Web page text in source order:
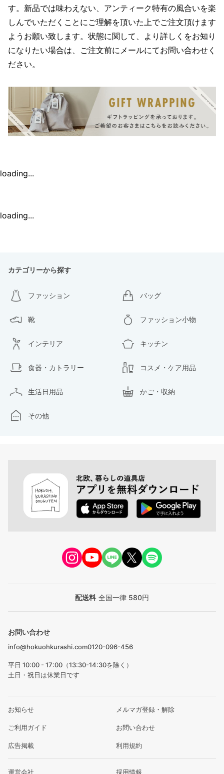
す。新品では味わえない、アンティーク特有の風合いを楽
しんでいただくことにご理解を頂いた上でご注文頂けます
ようお願い致します。状態に関して、より詳しくをお知り
になりたい場合は、ご注文前にメールにてお問い合わせく
ださい。
loading...
loading...
カテゴリーから探す
ファッション バッグ
靴 ファッション小物
インテリア キッチン
食器・カトラリー コスメ・ケア用品
生活日用品 かご・収納
その他
配送料 全国一律 580円
お問い合わせ
info@hokuohkurashi.com0120-096-456
平日 10:00 - 17:00（13:30-14:30を除く）
土日・祝日は休業日です
お知らせ メルマガ登録・解除
ご利用ガイド お問い合わせ
広告掲載 利用規約
運営会社 採用情報